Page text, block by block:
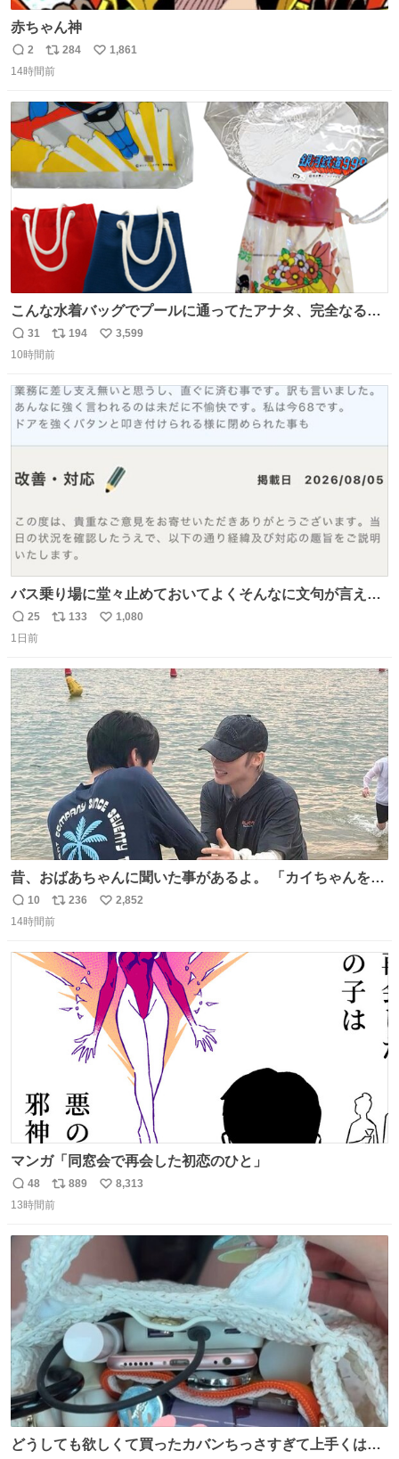
赤ちゃん神
返
信
2
リ
ポ
ト
数
284
い
数
1,861
14時間前
こんな水着バッグでプールに通ってたアナタ、完全なる同
世代（笑） #70年代 #80年代 #昭和レトロ
返
信
31
リ
ポ
ト
数
194
い
数
3,599
10時間前
バス乗り場に堂々止めておいてよくそんなに文句が言える
ね 運転士は日本人やったのなら韓国人は関係ないし、なん
なら68歳も関係ない…
返
信
25
リ
ト
数
133
い
数
1,080
1日前
昔、おばあちゃんに聞いた事があるよ。 「カイちゃんをい
じめると、アイツが海から上がって来るぞ。」って。
返
信
10
リ
ポ
ト
数
236
い
数
2,852
14時間前
マンガ「同窓会で再会した初恋のひと」
返
信
48
リ
ポ
ト
数
889
い
8,313
13時間前
どうしても欲しくて買ったカバンちっさすぎて上手くはめ